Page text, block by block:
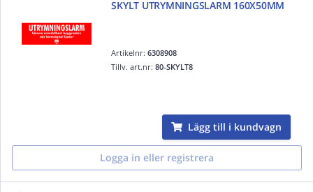
SKYLT UTRYMNINGSLARM 160X50MM
Artikelnr:6308908
Tillv. art.nr:80-SKYLT8
Lägg till i kundvagn
Logga in eller registrera